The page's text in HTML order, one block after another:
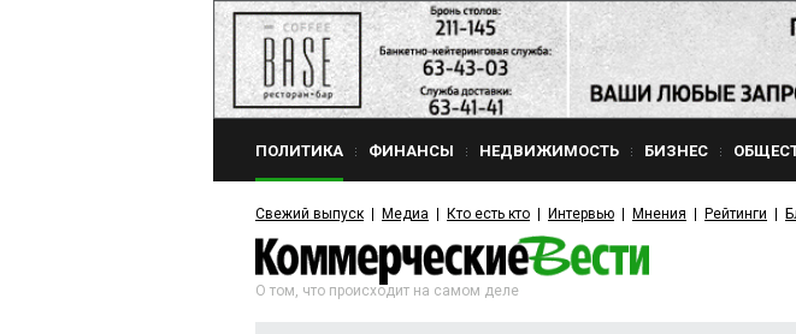
ПОЛИТИКА ФИНАНСЫ НЕДВИЖИМОСТЬ БИЗНЕС
Свежий выпуск Медиа Кто есть кто Интервью Мнения Рейтинги
О том, что происходит на самом деле